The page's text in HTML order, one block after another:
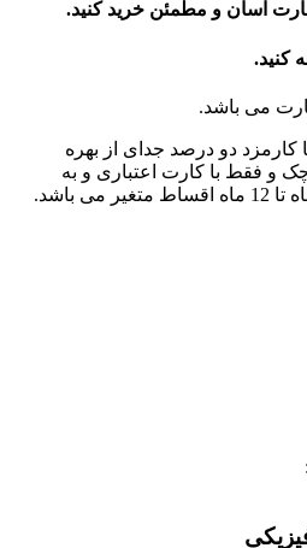
آسان و مطمئن خرید کنید.
کنید.
می باشد.
کارمزد دو درصد جدای از بهره
و فقط با کارت اعتباری و به